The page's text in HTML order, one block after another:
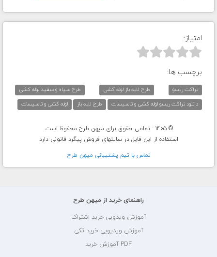
امتیاز:



برچسب ها:
تراکت ریسو طرح لایه باز لوله کشی
طرح سیاه و سفید لوله کشی
دانلود تراکت ریسو لوله کشی و تاسیسات
طرح لایه باز لوله کشی و تاسیسات
© 1405 - تمامی حقوق برای میهن طرح محفوظ است.
استفاده از این فایل در سایتهای فروش پیگرد قانونی دارد
تماس با تيم پشتيبانی ميهن طرح
راهنمای خرید از میهن طرح
آموزش ویدویی خرید اشتراک
آموزش ویدیویی خرید تکی
PDF آموزش خرید